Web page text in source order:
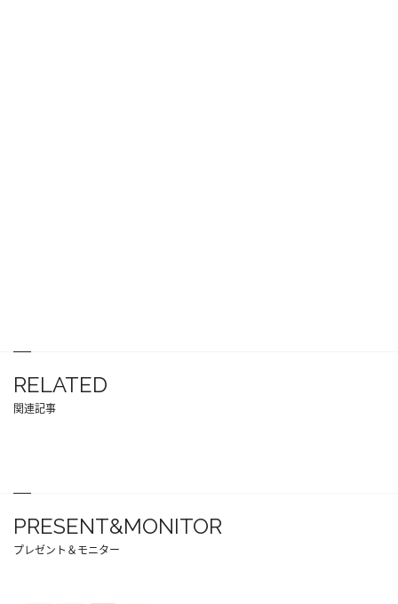
RELATED
関連記事
PRESENT&MONITOR
プレゼント＆モニター